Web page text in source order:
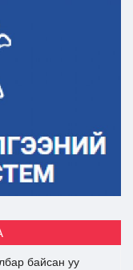
байсан уу